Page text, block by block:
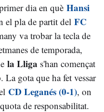
dia en què Hansi
el pla de partit del FC
va trobar la tecla de
de temporada,
la Lliga s'han començat
La gota que ha fet vessar
CD Leganés (0-1), on
de responsabilitat.